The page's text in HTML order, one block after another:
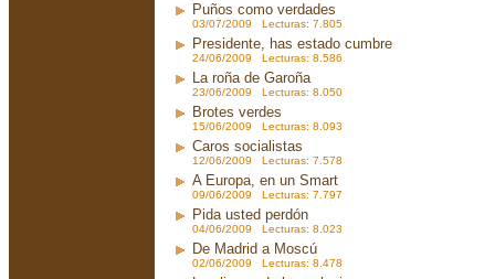
Puños como verdades
03/07/2009 Lecturas: 7.805
Presidente, has estado cumbre
24/06/2009 Lecturas: 8.586
La roña de Garoña
23/06/2009 Lecturas: 8.050
Brotes verdes
15/06/2009 Lecturas: 8.093
Caros socialistas
12/06/2009 Lecturas: 7.578
A Europa, en un Smart
09/06/2009 Lecturas: 7.797
Pida usted perdón
04/06/2009 Lecturas: 8.023
De Madrid a Moscú
02/06/2009 Lecturas: 8.478